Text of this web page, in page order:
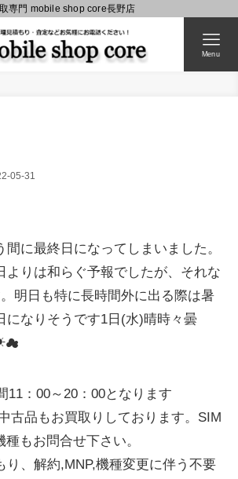
専門 mobile shop core長野店
Menu
05-31
に最終日になってしまいました。
よりは和らぐ予報でしたが、それな
明日も特に長時間外に出る際は暑
になりそうです1日(水)晴時々曇
11：00～20：00となります
古品もお買取りしております。SIM
もお問合せ下さい。
り、解約,MNP,機種変更に伴う不要